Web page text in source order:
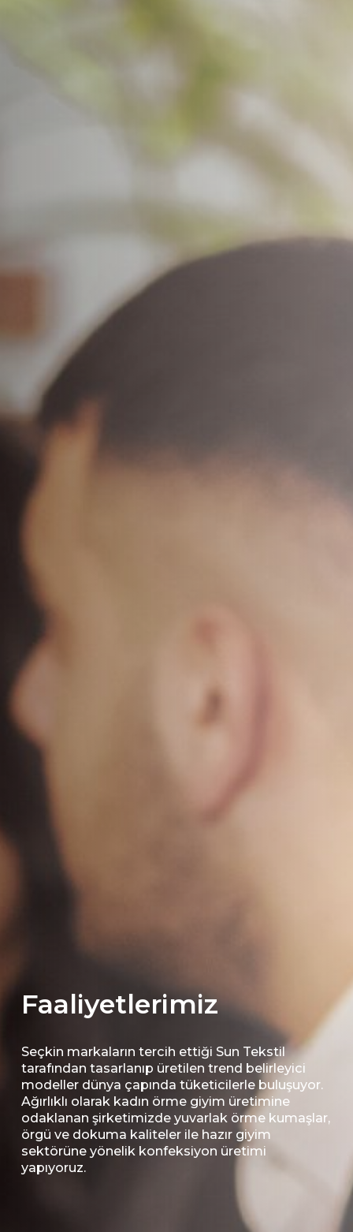
Faaliyetlerimiz
Seçkin markaların tercih ettiği Sun Tekstil
tarafından tasarlanıp üretilen trend belirleyici
modeller dünya çapında tüketicilerle buluşuyor.
Ağırlıklı olarak kadın örme giyim üretimine
odaklanan şirketimizde yuvarlak örme kumaşlar,
örgü ve dokuma kaliteler ile hazır giyim
sektörüne yönelik konfeksiyon üretimi
yapıyoruz.